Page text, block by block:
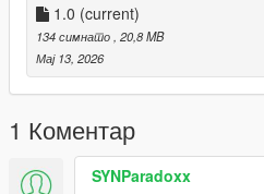
1.0 (current)
134 симнато , 20,8 MB
Мај 13, 2026
1 Коментар
SYNParadoxx